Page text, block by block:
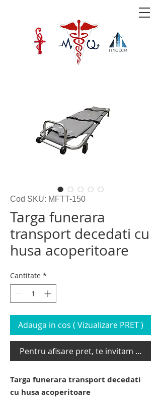
Cod SKU: MFTT-150
Targa funerara
transport decedati cu
husa acoperitoare
Cantitate *
Adauga in cos ( Vizualizare PRET )
Pentru afisare pret, te invitam sa te
Targa funerara transport decedati
cu husa acoperitoare